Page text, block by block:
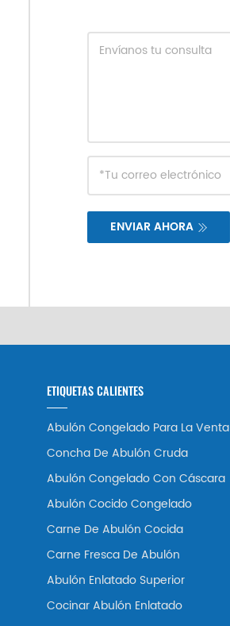
ENVIAR AHORA
ETIQUETAS CALIENTES
Abulón Congelado Para La Venta
Concha De Abulón Cruda
Abulón Congelado Con Cáscara
Abulón Cocido Congelado
Carne De Abulón Cocida
Carne Fresca De Abulón
Abulón Enlatado Superior
Cocinar Abulón Enlatado